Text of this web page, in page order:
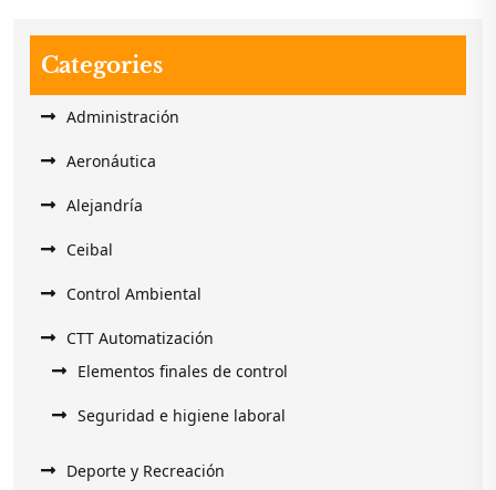
Categories
Administración
Aeronáutica
Alejandría
Ceibal
Control Ambiental
CTT Automatización
Elementos finales de control
Seguridad e higiene laboral
Deporte y Recreación